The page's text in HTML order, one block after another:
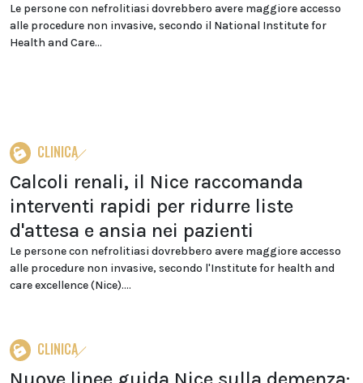
Le persone con nefrolitiasi dovrebbero avere maggiore accesso
alle procedure non invasive, secondo il National Institute for
Health and Care...
CLINICA
Calcoli renali, il Nice raccomanda
interventi rapidi per ridurre liste
d'attesa e ansia nei pazienti
Le persone con nefrolitiasi dovrebbero avere maggiore accesso
alle procedure non invasive, secondo l'Institute for health and
care excellence (Nice)....
CLINICA